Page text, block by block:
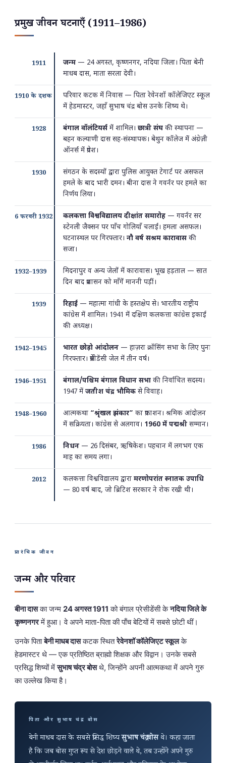
प्रमुख जीवन घटनाएँ (1911–1986)
1911 जन्म — 24 अगस्त, कृष्णनगर, नदिया जिला। पिता बेनी
माधब दास, माता सरला देवी।
1910 के दशक
परिवार कटक में निवास — पिता रेवेनशॉ कॉलेजिएट स्कूल
में हेडमास्टर, जहाँ सुभाष चंद्र बोस उनके शिष्य थे।
1928 बंगाल वॉलंटियर्स में शामिल। छात्री संघ की स्थापना —
बहन कल्याणी दास सह-संस्थापक। बेथुन कॉलेज में अंग्रेज़ी
ऑनर्स में प्रवेश।
1930
संगठन के सदस्यों द्वारा पुलिस आयुक्त टेगार्ट पर असफल
हमले के बाद भारी दमन। बीना दास ने गवर्नर पर हमले का
निर्णय लिया।
6 फरवरी 1932 कलकत्ता विश्वविद्यालय दीक्षांत समारोह — गवर्नर सर
स्टेनली जैक्सन पर पाँच गोलियाँ चलाईं। हमला असफल।
घटनास्थल पर गिरफ्तार। नौ वर्ष सश्रम कारावास की
सजा।
1932–1939
मिदनापुर व अन्य जेलों में कारावास। भूख हड़ताल — सात
दिन बाद प्रशासन को माँगें माननी पड़ीं।
1939 रिहाई — महात्मा गांधी के हस्तक्षेप से। भारतीय राष्ट्रीय
कांग्रेस में शामिल। 1941 में दक्षिण कलकत्ता कांग्रेस इकाई
की अध्यक्ष।
1942–1945 भारत छोड़ो आंदोलन — हाज़रा क्रॉसिंग सभा के लिए पुनः
गिरफ्तार। प्रेसीडेंसी जेल में तीन वर्ष।
1946–1951 बंगाल/पश्चिम बंगाल विधान सभा की निर्वाचित सदस्य।
1947 में जतीश चंद्र भौमिक से विवाह।
1948–1960 आत्मकथा “श्रृंखल झंकार” का प्रकाशन। श्रमिक आंदोलन
में सक्रियता। कांग्रेस से अलगाव। 1960 में पद्मश्री सम्मान।
1986 निधन — 26 दिसंबर, ऋषिकेश। पहचान में लगभग एक
माह का समय लगा।
2012 कलकत्ता विश्वविद्यालय द्वारा मरणोपरांत स्नातक उपाधि
— 80 वर्ष बाद, जो ब्रिटिश सरकार ने रोक रखी थी।
प्रारंभिक जीवन
जन्म और परिवार
बीना दासका जन्म 24 अगस्त 1911 को बंगाल प्रेसीडेंसी केनदिया जिले के
कृष्णनगरमें हुआ। वे अपने माता-पिता की पाँच बेटियों में सबसे छोटी थीं।
उनके पिताबेनी माधब दासकटक स्थितरेवेनशॉ कॉलेजिएट स्कूलके
हेडमास्टर थे — एक प्रतिष्ठित ब्राह्मो शिक्षक और विद्वान। उनके सबसे
प्रसिद्ध शिष्यों मेंसुभाष चंद्र बोसथे, जिन्होंने अपनी आत्मकथा में अपने गुरु
का उल्लेख किया है।
पिता और सुभाष चंद्र बोस
बेनी माधब दास के सबसे प्रसिद्ध शिष्यसुभाष चंद्र बोसथे। कहा जाता
है कि जब बोस गुप्त रूप से देश छोड़ने वाले थे, तब उन्होंने अपने गुरु